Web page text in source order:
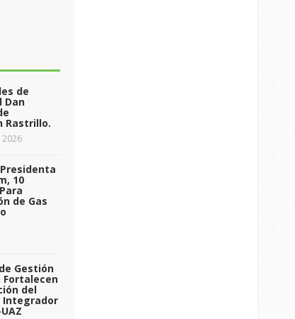
de
Dan
Rastrillo.
2026
10
de Gas
Gestión
Fortalecen
del
Integrador